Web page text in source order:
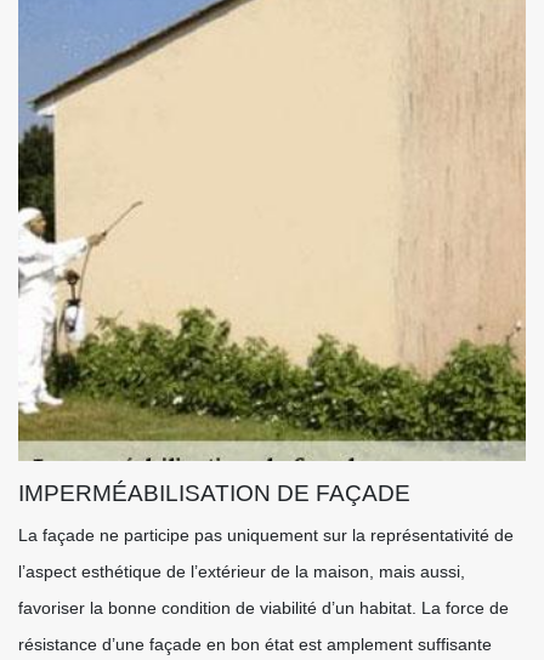
IMPERMÉABILISATION DE FAÇADE
La façade ne participe pas uniquement sur la représentativité de
l’aspect esthétique de l’extérieur de la maison, mais aussi,
favoriser la bonne condition de viabilité d’un habitat. La force de
résistance d’une façade en bon état est amplement suffisante